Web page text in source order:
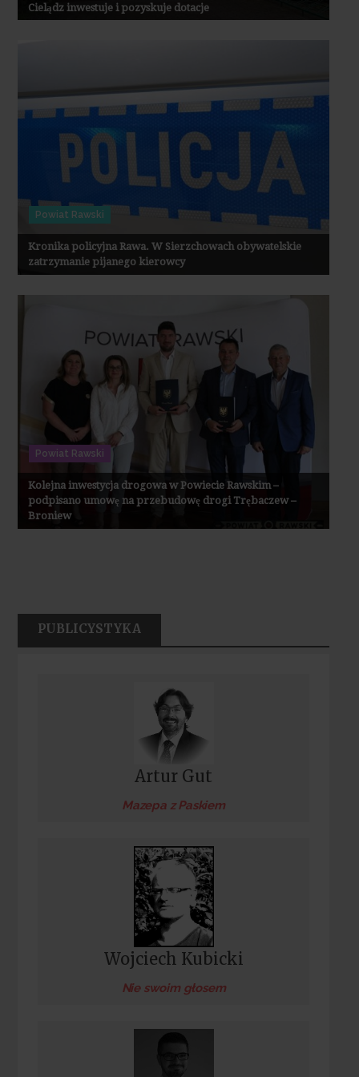
Cielądz inwestuje i pozyskuje dotacje
Powiat Rawski
Kronika policyjna Rawa. W Sierzchowach obywatelskie
zatrzymanie pijanego kierowcy
Powiat Rawski
Kolejna inwestycja drogowa w Powiecie Rawskim –
podpisano umowę na przebudowę drogi Trębaczew –
Broniew
PUBLICYSTYKA
Artur Gut
Mazepa z Paskiem
Wojciech Kubicki
Nie swoim głosem